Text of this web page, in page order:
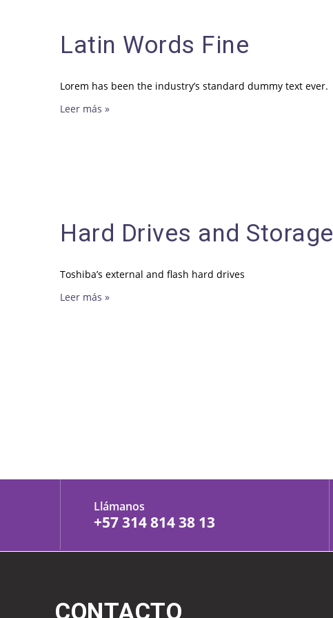
Latin Words Fine
Lorem has been the industry’s standard dummy text ever.
Leer más »
Hard Drives and Storage
Toshiba’s external and flash hard drives
Leer más »
Llámanos
+57 314 814 38 13
CONTACTO